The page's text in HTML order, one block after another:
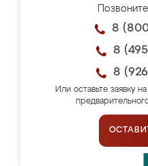
8
8
8
Или оставьте заявку